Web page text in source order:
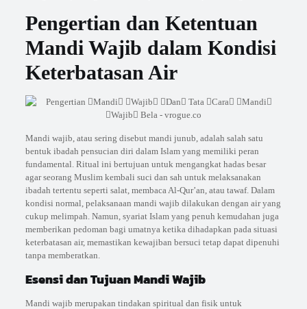
Pengertian dan Ketentuan
Mandi Wajib dalam Kondisi
Keterbatasan Air
Mandi wajib, atau sering disebut mandi junub, adalah salah satu
bentuk ibadah pensucian diri dalam Islam yang memiliki peran
fundamental. Ritual ini bertujuan untuk mengangkat hadas besar
agar seorang Muslim kembali suci dan sah untuk melaksanakan
ibadah tertentu seperti salat, membaca Al-Qur’an, atau tawaf. Dalam
kondisi normal, pelaksanaan mandi wajib dilakukan dengan air yang
cukup melimpah. Namun, syariat Islam yang penuh kemudahan juga
memberikan pedoman bagi umatnya ketika dihadapkan pada situasi
keterbatasan air, memastikan kewajiban bersuci tetap dapat dipenuhi
tanpa memberatkan.
Esensi dan Tujuan Mandi Wajib
Mandi wajib merupakan tindakan spiritual dan fisik untuk